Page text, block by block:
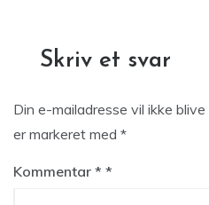
Skriv et svar
Din e-mailadresse vil ikke blive
er markeret med *
Kommentar *